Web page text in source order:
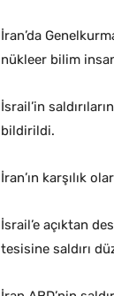
İran’da
nükleer bilim
İsrail’in
bildirildi.
İran’ın karşılık
İsrail’e açıktan
tesisine saldırı